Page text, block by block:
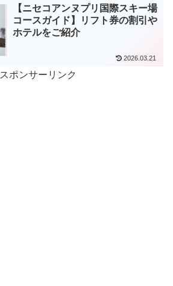
【ニセコアンヌプリ国際スキー場
コースガイド】リフト券の割引や
ホテルをご紹介
2026.03.21
スポンサーリンク